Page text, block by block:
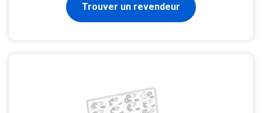
Trouver un revendeur